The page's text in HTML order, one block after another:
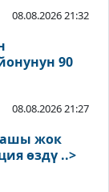
08.08.2026 21:32
90
08.08.2026 21:27
жок
өздү ..>